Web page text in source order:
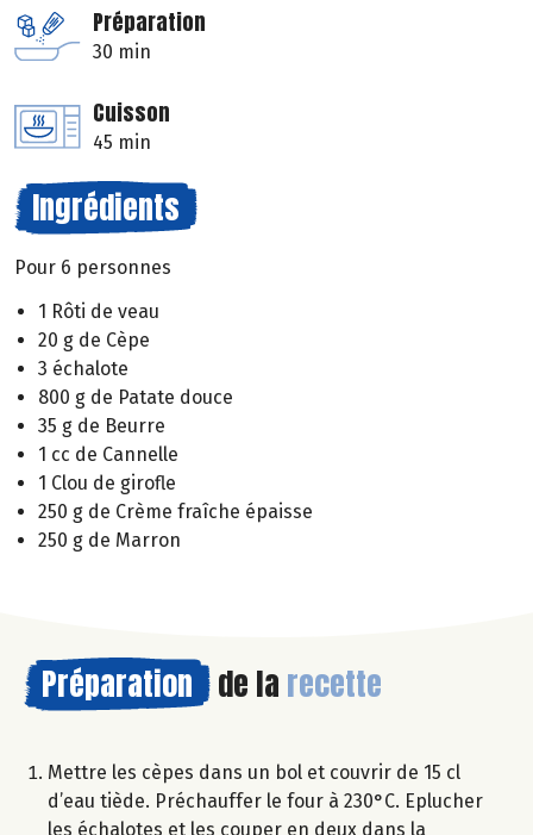
Préparation
30 min
Cuisson
45 min
Ingrédients
Pour 6 personnes
1 Rôti de veau
20 g de Cèpe
3 échalote
800 g de Patate douce
35 g de Beurre
1 cc de Cannelle
1 Clou de girofle
250 g de Crème fraîche épaisse
250 g de Marron
Préparation de la recette
Mettre les cèpes dans un bol et couvrir de 15 cl
d’eau tiède. Préchauffer le four à 230°C. Eplucher
les échalotes et les couper en deux dans la